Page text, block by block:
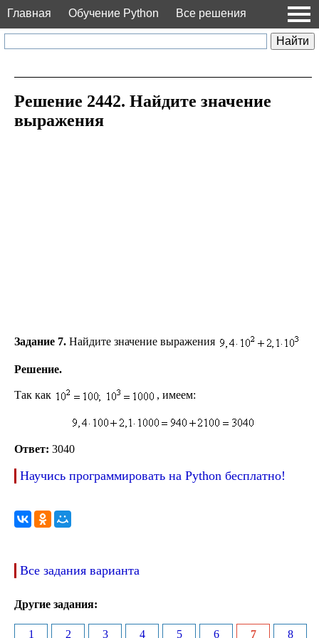
Главная Обучение Python Все решения
Решение 2442. Найдите значение
выражения
Задание 7. Найдите значение выражения
Решение.
Так как , имеем:
Ответ: 3040
Научись программировать на Python бесплатно!
Все задания варианта
Другие задания:
1 2 3 4 5 6 7 8